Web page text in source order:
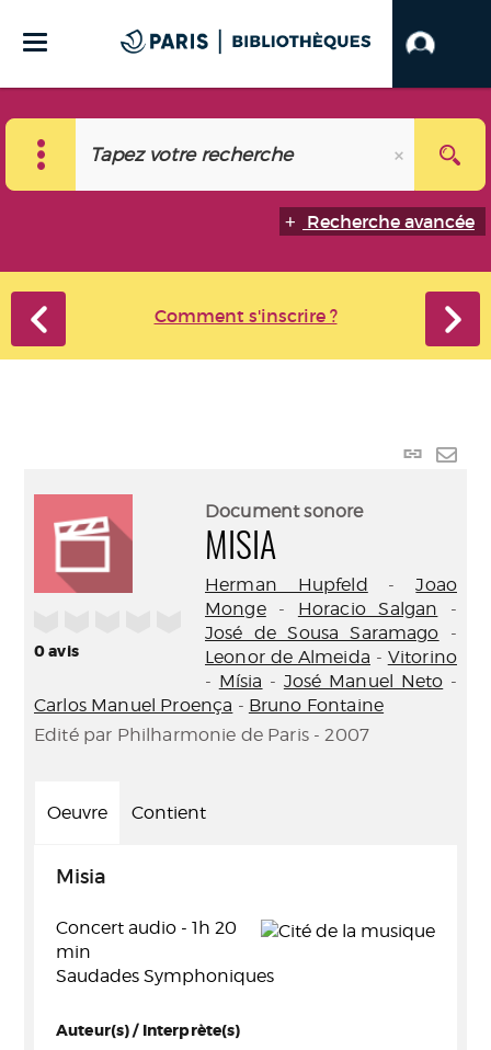
Recherche avancée
Comment s'inscrire ?
Lien
0avis
Document sonore
MISIA
Herman Hupfeld -Joao
Monge- Horacio Salgan -
José de Sousa Saramago -
Leonor de Almeida - Vitorino
- Mísia - José Manuel Neto -
Carlos Manuel Proença - Bruno Fontaine
Edité par Philharmonie de Paris - 2007
Oeuvre Contient
Misia
Concert audio - 1h 20
min
Saudades Symphoniques
Auteur(s) / Interprète(s)